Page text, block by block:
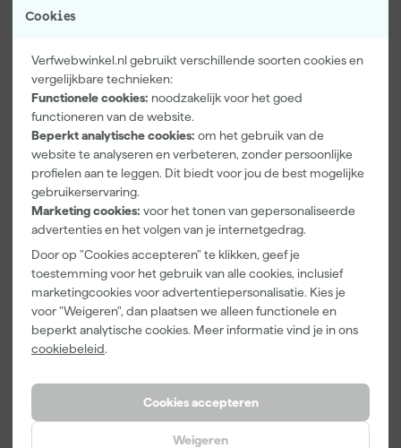
Cookies
Verfwebwinkel.nl gebruikt verschillende soorten cookies en
vergelijkbare technieken:
Functionele cookies: noodzakelijk voor het goed
functioneren van de website.
Beperkt analytische cookies: om het gebruik van de
website te analyseren en verbeteren, zonder persoonlijke
profielen aan te leggen. Dit biedt voor jou de best mogelijke
gebruikerservaring.
Marketing cookies: voor het tonen van gepersonaliseerde
advertenties en het volgen van je internetgedrag.
Door op "Cookies accepteren" te klikken, geef je
toestemming voor het gebruik van alle cookies, inclusief
marketingcookies voor advertentiepersonalisatie. Kies je
voor "Weigeren", dan plaatsen we alleen functionele en
beperkt analytische cookies. Meer informatie vind je in ons
cookiebeleid.
Cookies accepteren
Weigeren
Paintura
Lucamax
Washi tape -
50mx24mm
Morgen
bezorgd
Adviesprijs
Go!Paint Roll
And Go 1,25L
Inzetbakken
Morgen
bezorgd
5
Klingspor
Schuurblok
100X70X25m
P220
Morgen
bezorgd
1,